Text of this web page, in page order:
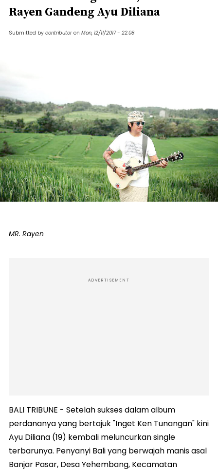
Rayen Gandeng Ayu Diliana
Submitted by contributor on Mon, 12/11/2017 - 22:08
MR. Rayen
ADVERTISEMENT
BALI TRIBUNE - Setelah sukses dalam album
perdananya yang bertajuk "Inget Ken Tunangan" kini
Ayu Diliana (19) kembali meluncurkan single
terbarunya. Penyanyi Bali yang berwajah manis asal
Banjar Pasar, Desa Yehembang, Kecamatan